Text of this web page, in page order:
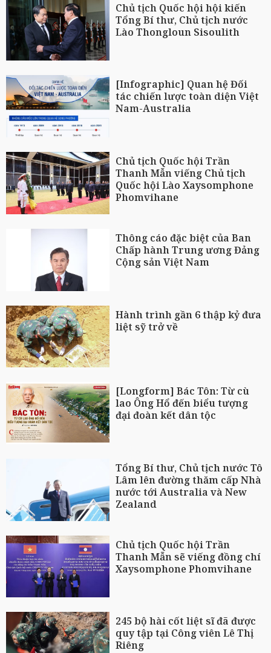
Chủ tịch Quốc hội hội kiến
Tổng Bí thư, Chủ tịch nước
Lào Thongloun Sisoulith
[Infographic] Quan hệ Đối
tác chiến lược toàn diện Việt
Nam-Australia
Chủ tịch Quốc hội Trần
Thanh Mẫn viếng Chủ tịch
Quốc hội Lào Xaysomphone
Phomvihane
Thông cáo đặc biệt của Ban
Chấp hành Trung ương Đảng
Cộng sản Việt Nam
Hành trình gần 6 thập kỷ đưa
liệt sỹ trở về
[Longform] Bác Tôn: Từ cù
lao Ông Hổ đến biểu tượng
đại đoàn kết dân tộc
Tổng Bí thư, Chủ tịch nước Tô
Lâm lên đường thăm cấp Nhà
nước tới Australia và New
Zealand
Chủ tịch Quốc hội Trần
Thanh Mẫn sẽ viếng đồng chí
Xaysomphone Phomvihane
245 bộ hài cốt liệt sĩ đã được
quy tập tại Công viên Lê Thị
Riêng